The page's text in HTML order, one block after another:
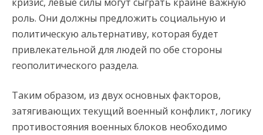
роль. Они должны предложить социальную и
политическую альтернативу, которая будет
привлекательной для людей по обе стороны
геополитического раздела.
Таким образом, из двух основных факторов,
затягивающих текущий военный конфликт, логику
противостояния военных блоков необходимо